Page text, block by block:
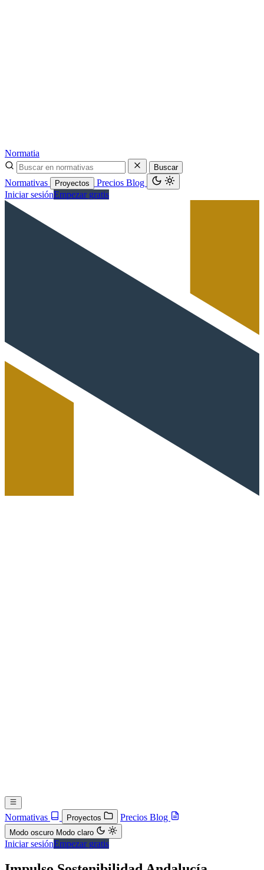
Normatia
Buscar
Normativas Proyectos Precios Blog
Iniciar sesiónEmpezar gratis
Normativas Proyectos Precios Blog
Modo oscuro Modo claro
Iniciar sesiónEmpezar gratis